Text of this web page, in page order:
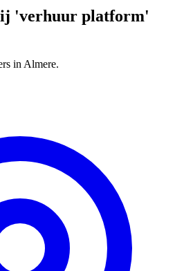
'verhuur platform'
in Almere.